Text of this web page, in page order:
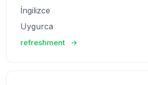
İngilizce
Uygurca
refreshment